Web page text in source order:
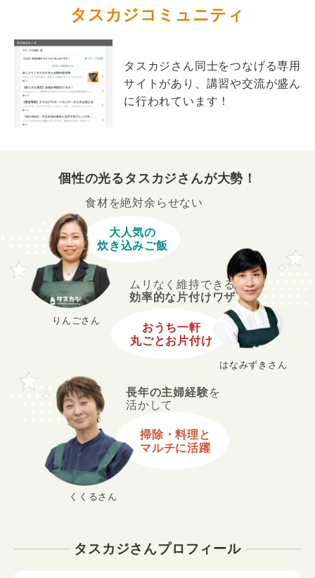
タスカジコミュニティ
タスカジさん同士をつなげる専用
サイトがあり、講習や交流が盛ん
に行われています！
個性の光るタスカジさんが大勢！
くくるさん
長年の主婦経験を
活かして
掃除・料理と
マルチに活躍
りんごさん
食材を絶対余らせない
大人気の
炊き込みご飯
はなみずきさん
ムリなく維持できる
効率的な片付けワザ
おうち一軒
丸ごとお片付け
タスカジさんプロフィール